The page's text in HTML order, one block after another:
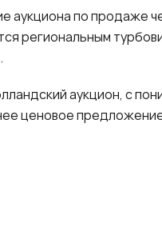
аукциона по продаже
региональным
аукцион, с
ценовое